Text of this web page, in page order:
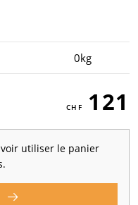
0kg
121
utiliser le panier